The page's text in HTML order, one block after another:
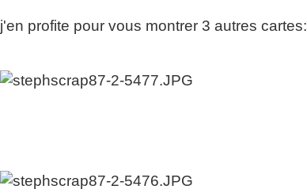
j'en profite pour vous montrer 3 autres cartes: